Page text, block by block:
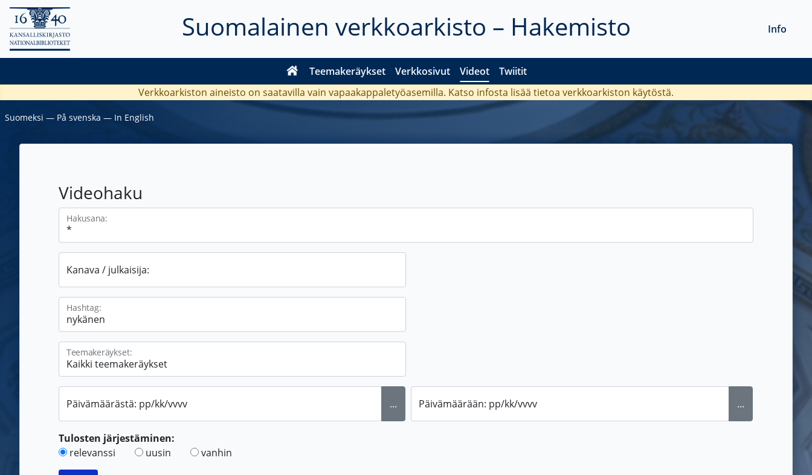
Suomalainen verkkoarkisto – Hakemisto
Teemakeräykset Verkkosivut Videot Twiitit
Info
Verkkoarkiston aineisto on saatavilla vain vapaakappaletyöasemilla. Katso infosta lisää tietoa verkkoarkiston käytöstä.
Suomeksi ― På svenska ― In English
Videohaku
Hakusana:
Kanava / julkaisija:
Hashtag:
Teemakeräykset:
Päivämäärästä: pp/kk/vvvv ... Päivämäärään: pp/kk/vvvv ...
Tulosten järjestäminen:
relevanssi
uusin vanhin